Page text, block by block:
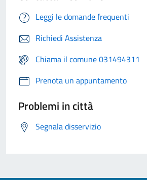
Leggi le domande frequenti
Richiedi Assistenza
Chiama il comune 031494311
Prenota un appuntamento
Problemi in città
Segnala disservizio